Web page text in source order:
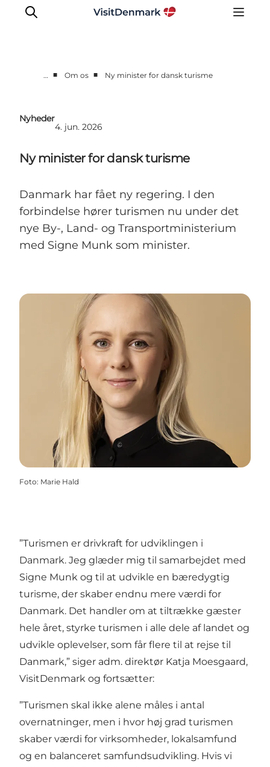
Nyheder
Videncenter
Aktiviteter
Markeder
Om os
… ■ Om os ■ Ny minister for dansk turisme
Nyheder
4. jun. 2026
Ny minister for dansk turisme
Danmark har fået ny regering. I den
forbindelse hører turismen nu under det
nye By-, Land- og Transportministerium
med Signe Munk som minister.
Foto: Marie Hald
”Turismen er drivkraft for udviklingen i
Danmark. Jeg glæder mig til samarbejdet med
Signe Munk og til at udvikle en bæredygtig
turisme, der skaber endnu mere værdi for
Danmark. Det handler om at tiltrække gæster
hele året, styrke turismen i alle dele af landet og
udvikle oplevelser, som får flere til at rejse til
Danmark,” siger adm. direktør Katja Moesgaard,
VisitDenmark og fortsætter:
”Turismen skal ikke alene måles i antal
overnatninger, men i hvor høj grad turismen
skaber værdi for virksomheder, lokalsamfund
og en balanceret samfundsudvikling. Hvis vi